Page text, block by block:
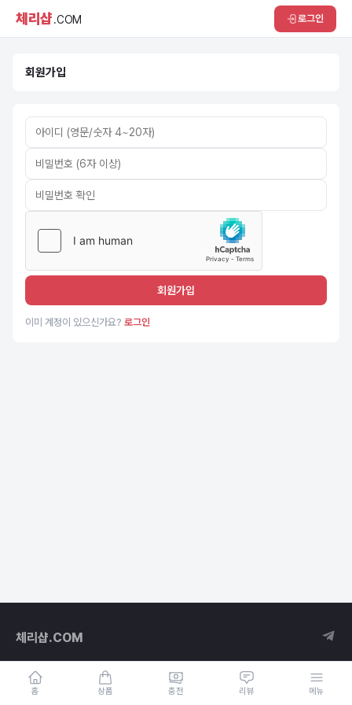
체리샵.COM 로그인
회원가입
회원가입
이미 계정이 있으신가요? 로그인
홈 상품 충전 리뷰 메뉴
체리샵.COM